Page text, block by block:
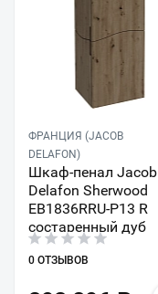
ФРАНЦИЯ (JACOB
DELAFON)
Шкаф-пенал Jacob
Delafon Sherwood
EB1836RRU-P13 R
состаренный дуб
0 ОТЗЫВОВ